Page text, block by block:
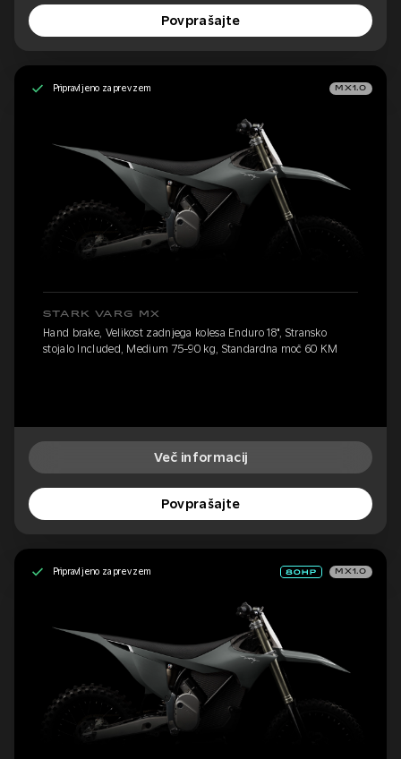
Povprašajte
Pripravljeno za prevzem MX1.0
STARK VARG MX
Hand brake, Velikost zadnjega kolesa Enduro 18", Stransko
stojalo Included, Medium 75-90 kg, Standardna moč 60 KM
Več informacij
Povprašajte
Pripravljeno za prevzem MX1.0